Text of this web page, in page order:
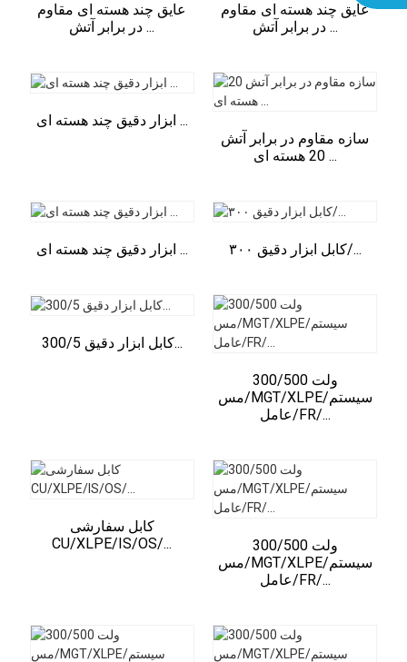
عایق چند هسته ای مقاوم
در برابر آتش ...
عایق چند هسته ای مقاوم
در برابر آتش ...
ابزار دقیق چند هسته ای ...
سازه مقاوم در برابر آتش
20 هسته ای ...
ابزار دقیق چند هسته ای ... کابل ابزار دقیق ۳۰۰/...
کابل ابزار دقیق 300/5...
300/500 ولت
مس/MGT/XLPE/سیستم
عامل/FR/...
کابل سفارشی
CU/XLPE/IS/OS/...
300/500 ولت
مس/MGT/XLPE/سیستم
عامل/FR/...